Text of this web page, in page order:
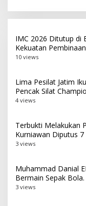
IMC 2026 Ditutup di
Kekuatan
10 views
Lima Pesilat Jatim
Pencak Silat
4 views
Terbukti Melakukan
Kurniawan Diputus
3 views
Muhammad Danial
Bermain Sepak Bola.
3 views